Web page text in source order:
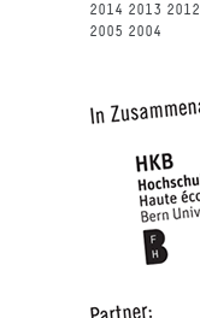
2014 2013 2012
2005 2004